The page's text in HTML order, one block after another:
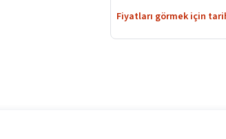
Fiyatları görmek için